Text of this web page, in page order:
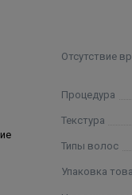
1,9 % или 4 %.
массы волос:
после
Отсутствие
Процедура
Текстура
Типы волос
Упаковка